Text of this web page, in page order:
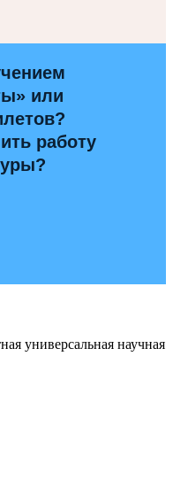
или
работу
универсальная научная